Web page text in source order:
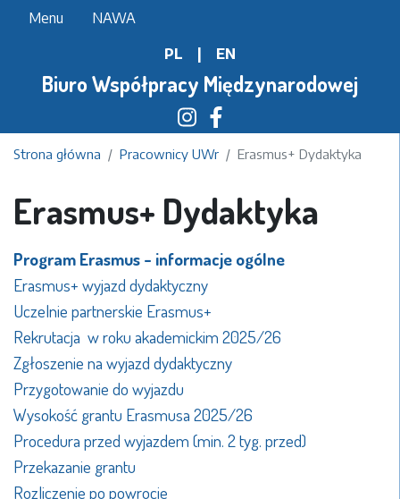
treści
Menu NAWA
Biuro Współpracy Międzynarodowej
PL EN
Strona główna Pracownicy UWr Erasmus+ Dydaktyka
Erasmus+ Dydaktyka
Program Erasmus - informacje ogólne
Erasmus+ wyjazd dydaktyczny
Uczelnie partnerskie Erasmus+
Rekrutacja w roku akademickim 2025/26
Zgłoszenie na wyjazd dydaktyczny
Przygotowanie do wyjazdu
Wysokość grantu Erasmusa 2025/26
Procedura przed wyjazdem (min. 2 tyg. przed)
Przekazanie grantu
Rozliczenie po powrocie